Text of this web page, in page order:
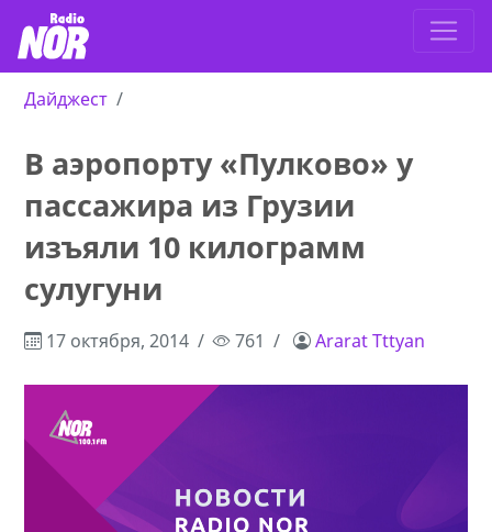
Дайджест
В аэропорту «Пулково» у
пассажира из Грузии
изъяли 10 килограмм
сулугуни
17 октября, 2014 761 Ararat Tttyan